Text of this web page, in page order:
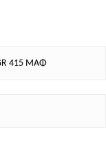
415 ΜΑΦ